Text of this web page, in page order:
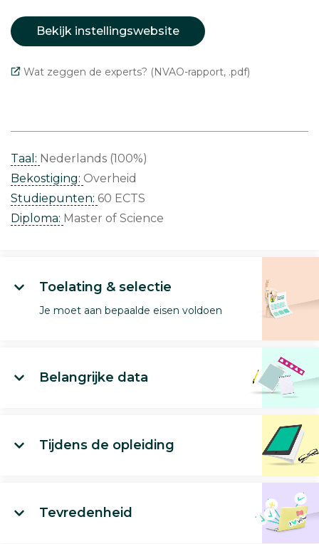
Bekijk instellingswebsite
Wat zeggen de experts? (NVAO-rapport, .pdf)
Taal: Nederlands (100%)
Bekostiging: Overheid
Studiepunten: 60 ECTS
Diploma: Master of Science
Toelating & selectie
Je moet aan bepaalde eisen voldoen
Belangrijke data
Tijdens de opleiding
Tevredenheid